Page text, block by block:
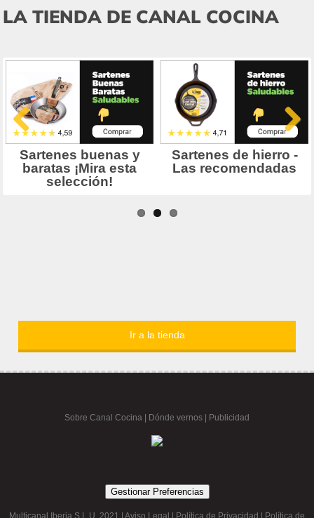
LA TIENDA DE CANAL COCINA
Ir a la tienda
Sobre Canal Cocina Dónde vernos | Publicidad
Gestionar Preferencias